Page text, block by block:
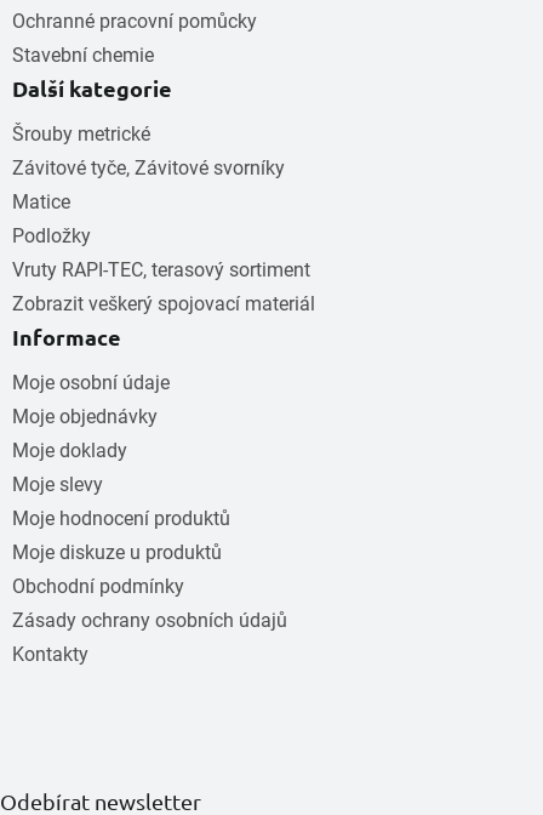
Ochranné pracovní pomůcky
Stavební chemie
Další kategorie
Šrouby metrické
Závitové tyče, Závitové svorníky
Matice
Podložky
Vruty RAPI-TEC, terasový sortiment
Zobrazit veškerý spojovací materiál
Informace
Moje osobní údaje
Moje objednávky
Moje doklady
Moje slevy
Moje hodnocení produktů
Moje diskuze u produktů
Obchodní podmínky
Zásady ochrany osobních údajů
Kontakty
Odebírat newsletter